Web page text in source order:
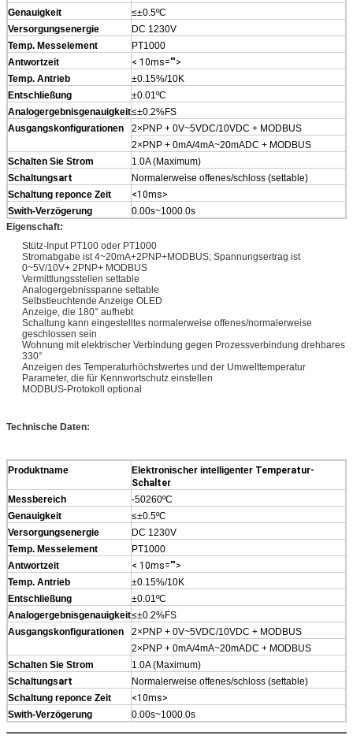
Genauigkeit
≤±0.5ºC
Versorgungsenergie
DC 1230V
Temp. Messelement
PT1000
Antwortzeit
< 10ms="">
Temp. Antrieb
±0.15%/10K
Entschließung
±0.01ºC
Analogergebnisgenauigkeit≤±0.2%FS
Ausgangskonfigurationen
2×PNP + 0V~5VDC/10VDC + MODBUS
2×PNP + 0mA/4mA~20mADC + MODBUS
Schalten Sie Strom
1.0A (Maximum)
Schaltungsart
Normalerweise offenes/schloss (settable)
Schaltung reponce Zeit
<10ms>
Swith-Verzögerung
0.00s~1000.0s
Eigenschaft:
Stütz-Input PT100 oder PT1000
Stromabgabe ist 4~20mA+2PNP+MODBUS; Spannungsertrag ist
0~5V/10V+ 2PNP+ MODBUS
Vermittlungsstellen settable
Analogergebnisspanne settable
Selbstleuchtende Anzeige OLED
Anzeige, die 180° aufhebt
Schaltung kann eingestelltes normalerweise offenes/normalerweise
geschlossen sein
Wohnung mit elektrischer Verbindung gegen Prozessverbindung drehbares
330°
Anzeigen des Temperaturhöchstwertes und der Umwelttemperatur
Parameter, die für Kennwortschutz einstellen
MODBUS-Protokoll optional
Technische Daten:
Produktname Elektronischer intelligenter Temperatur-
Schalter
Messbereich
-50260ºC
Genauigkeit
≤±0.5ºC
Versorgungsenergie
DC 1230V
Temp. Messelement
PT1000
Antwortzeit
< 10ms="">
Temp. Antrieb
±0.15%/10K
Entschließung
±0.01ºC
Analogergebnisgenauigkeit≤±0.2%FS
Ausgangskonfigurationen
2×PNP + 0V~5VDC/10VDC + MODBUS
2×PNP + 0mA/4mA~20mADC + MODBUS
Schalten Sie Strom
1.0A (Maximum)
Schaltungsart
Normalerweise offenes/schloss (settable)
Schaltung reponce Zeit
<10ms>
Swith-Verzögerung
0.00s~1000.0s